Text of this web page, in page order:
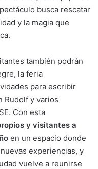
busca rescatar
y la magia que
también podrán
la feria
para escribir
Rudolf y varios
Con esta
y visitantes a
en un espacio donde
experiencias, y
vuelve a reunirse